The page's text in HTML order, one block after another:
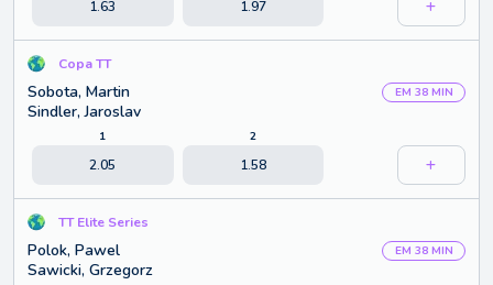
1.63 1.97
Copa TT
Sobota, Martin
Sindler, Jaroslav
EM 38 MIN
1
2.05
2
1.58
TT Elite Series
Polok, Pawel
Sawicki, Grzegorz
EM 38 MIN